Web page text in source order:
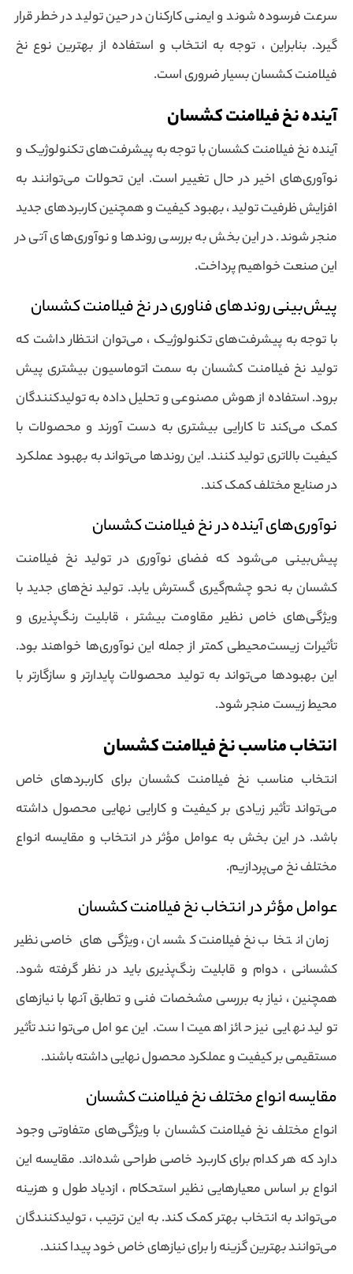
سرعت فرسوده شوند و ایمنی کارکنان در حین تولید در خطر قرار
گیرد. بنابراین ، توجه به انتخاب و استفاده از بهترین نوع نخ
فیلامنت کشسان بسیار ضروری است.
آینده نخ فیلامنت کشسان
آینده نخ فیلامنت کشسان با توجه به پیشرفت‌های تکنولوژیک و
نوآوری‌های اخیر در حال تغییر است. این تحولات می‌توانند به
افزایش ظرفیت تولید ، بهبود کیفیت و همچنین کاربردهای جدید
منجر شوند. در این بخش به بررسی روندها و نوآوری‌های آتی در
این صنعت خواهیم پرداخت.
پیش‌بینی روندهای فناوری در نخ فیلامنت کشسان
با توجه به پیشرفت‌های تکنولوژیک ، می‌توان انتظار داشت که
تولید نخ فیلامنت کشسان به سمت اتوماسیون بیشتری پیش
برود. استفاده از هوش مصنوعی و تحلیل داده به تولیدکنندگان
کمک می‌کند تا کارایی بیشتری به دست آورند و محصولات با
کیفیت بالاتری تولید کنند. این روندها می‌تواند به بهبود عملکرد
در صنایع مختلف کمک کند.
نوآوری‌های آینده در نخ فیلامنت کشسان
پیش‌بینی می‌شود که فضای نوآوری در تولید نخ فیلامنت
کشسان به نحو چشم‌گیری گسترش یابد. تولید نخ‌های جدید با
ویژگی‌های خاص نظیر مقاومت بیشتر ، قابلیت رنگ‌پذیری و
تأثیرات زیست‌محیطی کمتر از جمله این نوآوری‌ها خواهند بود.
این بهبودها می‌تواند به تولید محصولات پایدارتر و سازگارتر با
محیط زیست منجر شود.
انتخاب مناسب نخ فیلامنت کشسان
انتخاب مناسب نخ فیلامنت کشسان برای کاربردهای خاص
می‌تواند تأثیر زیادی بر کیفیت و کارایی نهایی محصول داشته
باشد. در این بخش به عوامل مؤثر در انتخاب و مقایسه انواع
مختلف نخ می‌پردازیم.
عوامل مؤثر در انتخاب نخ فیلامنت کشسان
زمان انتخاب نخ فیلامنت کشسان ، ویژگی‌های خاصی نظیر
کشسانی ، دوام و قابلیت رنگ‌پذیری باید در نظر گرفته شود.
همچنین ، نیاز به بررسی مشخصات فنی و تطابق آنها با نیازهای
تولید نهایی نیز حائز اهمیت است. این عوامل می‌توانند تأثیر
مستقیمی بر کیفیت و عملکرد محصول نهایی داشته باشند.
مقایسه انواع مختلف نخ فیلامنت کشسان
انواع مختلف نخ فیلامنت کشسان با ویژگی‌های متفاوتی وجود
دارد که هر کدام برای کاربرد خاصی طراحی شده‌اند. مقایسه این
انواع بر اساس معیارهایی نظیر استحکام ، ازدیاد طول و هزینه
می‌تواند به انتخاب بهتر کمک کند. به این ترتیب ، تولیدکنندگان
می‌توانند بهترین گزینه را برای نیازهای خاص خود پیدا کنند.